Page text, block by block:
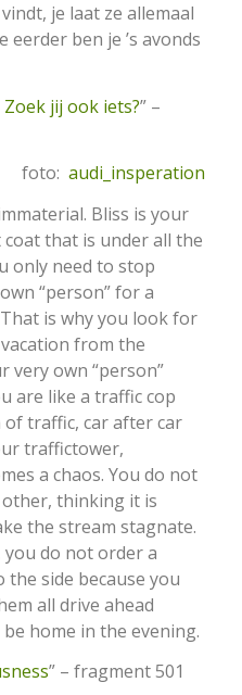
je laat ze allemaal
ben je ’s avonds
jij ook iets?” –
foto:audi_insperation
Bliss is your
that is under all the
only need to stop
“person” for a
is why you look for
from the
very own “person”
are like a traffic cop
traffic, car after car
traffictower,
a chaos. You do not
thinking it is
the stream stagnate.
you do not order a
side because you
all drive ahead
home in the evening.
” – fragment 501